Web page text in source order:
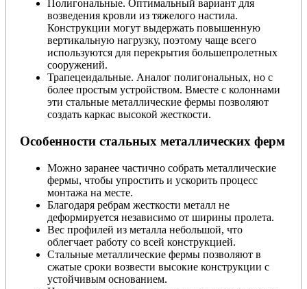
Полигональные. Оптимальный вариант для
возведения кровли из тяжелого настила.
Конструкции могут выдержать повышенную
вертикальную нагрузку, поэтому чаще всего
используются для перекрытия большепролетных
сооружений.
Трапецеидальные. Аналог полигональных, но с
более простым устройством. Вместе с колоннами
эти стальные металлические фермы позволяют
создать каркас высокой жесткости.
Особенности стальных металлических ферм
Можно заранее частично собрать металлические
фермы, чтобы упростить и ускорить процесс
монтажа на месте.
Благодаря ребрам жесткости металл не
деформируется независимо от ширины пролета.
Вес профилей из металла небольшой, что
облегчает работу со всей конструкцией.
Стальные металлические фермы позволяют в
сжатые сроки возвести высокие конструкции с
устойчивым основанием.